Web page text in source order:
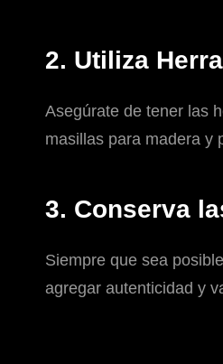
2. Utiliza
Asegúrate de tener las
masillas para madera y
3. Conserva
Siempre que sea
agregar autenticidad y